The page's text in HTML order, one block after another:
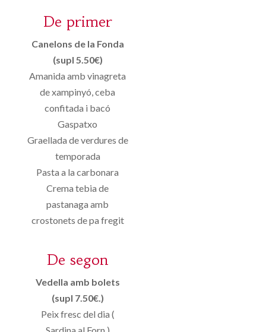
De primer
Canelons de la Fonda
(supl 5.50€)
Amanida amb vinagreta
de xampinyó, ceba
confitada i bacó
Gaspatxo
Graellada de verdures de
temporada
Pasta a la carbonara
Crema tebia de
pastanaga amb
crostonets de pa fregit
De segon
Vedella amb bolets
(supl 7.50€.)
Peix fresc del dia (